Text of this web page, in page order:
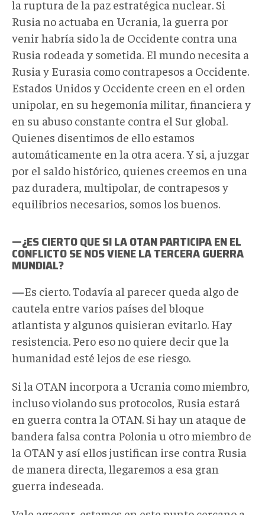
la ruptura de la paz estratégica nuclear. Si
Rusia no actuaba en Ucrania, la guerra por
venir habría sido la de Occidente contra una
Rusia rodeada y sometida. El mundo necesita a
Rusia y Eurasia como contrapesos a Occidente.
Estados Unidos y Occidente creen en el orden
unipolar, en su hegemonía militar, financiera y
en su abuso constante contra el Sur global.
Quienes disentimos de ello estamos
automáticamente en la otra acera. Y si, a juzgar
por el saldo histórico, quienes creemos en una
paz duradera, multipolar, de contrapesos y
equilibrios necesarios, somos los buenos.
—¿ES CIERTO QUE SI LA OTAN PARTICIPA EN EL
CONFLICTO SE NOS VIENE LA TERCERA GUERRA
MUNDIAL?
—Es cierto. Todavía al parecer queda algo de
cautela entre varios países del bloque
atlantista y algunos quisieran evitarlo. Hay
resistencia. Pero eso no quiere decir que la
humanidad esté lejos de ese riesgo.
Si la OTAN incorpora a Ucrania como miembro,
incluso violando sus protocolos, Rusia estará
en guerra contra la OTAN. Si hay un ataque de
bandera falsa contra Polonia u otro miembro de
la OTAN y así ellos justifican irse contra Rusia
de manera directa, llegaremos a esa gran
guerra indeseada.